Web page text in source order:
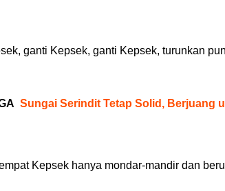
ganti Kepsek, ganti Kepsek, turunkan
Sungai Serindit Tetap Solid, Berjuang
Kepsek hanya mondar-mandir dan